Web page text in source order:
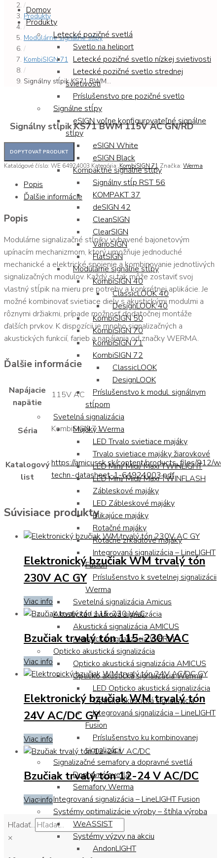
Domov
Produkty
Letecké pozičné svetlá
Svetlo na heliport
Letecké pozičné svetlo nízkej svietivosti
Letecké pozičné svetlo strednej
svietivosti
Príslušenstvo pre pozičné svetlo
Signálne stĺpy
eSIGN voľne konfigurovateľné signálne
stĺpy
eSIGN White
eSIGN Black
Kompaktné signálne stĺpy
Signálny stĺp RST 56
KOMPAKT 37
deSIGN 42
CleanSIGN
ClearSIGN
VarioSIGN
FlatSIGN
Modulárne signálne stĺpy
KombiSIGN 40
ClassicLOOK 40
DesignLOOK 40
KombiSIGN 50
KombiSIGN 70
KombiSIGN 71
KombiSIGN 72
ClassicLOOK
DesignLOOK
Príslušenstvo k modul. signálnym
stĺpom
Svetelná signalizácia
Majáky Werma
LED Trvalo svietiace majáky
Trvalo svietiace majáky žiarovkové
LED Mini/ Midi/ Maxi TWINLIGHT
LED Mini/ Midi/ Maxi TWINFLASH
Zábleskové majáky
LED Zábleskové majáky
Blikajúce majáky
Rotačné majáky
Rotačné zrkadlové majáky
Integrovaná signalizácia – LineLIGHT
Fusion
Príslušenstvo k svetelnej signalizácii
Werma
Svetelná signalizácia Amicus
Akustická / zvuková signalizácia
Akustická signalizácia AMICUS
Akustická signalizácia WERMA
Opticko akustická signalizácia
Opticko akustická signalizácia AMICUS
Opticko akustická signalizácia Werma
LED Opticko akustická signalizácia
Opticko akustická signalizácia
Integrovaná signalizácia – LineLIGHT
Fusion
Príslušenstvo ku kombinovanej
signalizácii
Signalizačné semafory a dopravné svetlá
Dopravné svetlá
Semafory Werma
Integrovaná signalizácia – LineLIGHT Fusion
Systémy optimalizácie výroby – štíhla výroba
WeASSIST
Systémy výzvy na akciu
AndonLIGHT
/
Produkty
/
Modulárne signálne stĺpy
/
KombiSIGN 71
/
Signálny stĺpik KS71 BWM...
Signálny stĺpik KS71 BWM 115V AC GN/RD
Katalógové číslo: WE 64924003 Kategória:KombiSIGN 71 Značka: Werma
Popis
Ďalšie informácie
Popis
Modulárne signalizačné stĺpiky vybavené bajonetovým
upínacím mechanizmom, ktorý umožňuje jednoduché
mechanické a elektrické spojenie a kombinovanie jednotlivých
signalizačných modulov. Každý si tak môže zostaviť svoj
vlastný stĺpik na mieru pre potreby a konkrétnej aplikácie. Je
možné kombinovať svietiace diely s akustickými modulmi a
rôznymi držiakmi, prípade možnosť dodatočnej montáže
ďalších prvkov. K dispozícii je mnoho signalizačných a
akustických funkcií, farieb a napájania od značky WERMA.
Ďalšie informácie
Napájacie
napätie
115V AC
Séria KombiSIGN 71
Katalogový
list
https://amicussk.sk/content/products_files/912/
techn.-datasheet-1-64924003.pdf
Súvisiace produkty
Elektronický bzučiak WM trvalý tón
230V AC GY
Viac info
Bzučiak trvalý tón 115-230 VAC
Viac info
Elektronický bzučiak WM trvalý tón
24V AC/DC GY
Viac info
Bzučiak trvalý tón 12-24 V AC/DC
Viac info
Hľadať...
×